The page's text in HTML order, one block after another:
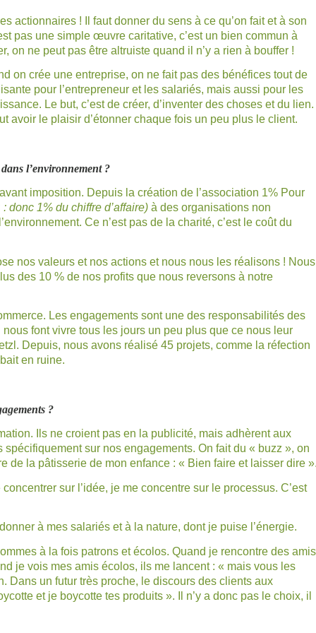
actionnaires ! Il faut donner du sens à ce qu’on fait et à son
pas une simple œuvre caritative, c’est un bien commun à
on ne peut pas être altruiste quand il n’y a rien à bouffer !
on crée une entreprise, on ne fait pas des bénéfices tout de
pour l’entrepreneur et les salariés, mais aussi pour les
Le but, c’est de créer, d’inventer des choses et du lien.
avoir le plaisir d’étonner chaque fois un peu plus le client.
l’environnement ?
imposition. Depuis la création de l’association 1% Pour
donc 1% du chiffre d’affaire) à des organisations non
Ce n’est pas de la charité, c’est le coût du
nos valeurs et nos actions et nous nous les réalisons ! Nous
des 10 % de nos profits que nous reversons à notre
Les engagements sont une des responsabilités des
font vivre tous les jours un peu plus que ce nous leur
Depuis, nous avons réalisé 45 projets, comme la réfection
en ruine.
?
Ils ne croient pas en la publicité, mais adhèrent aux
sur nos engagements. On fait du « buzz », on
de la pâtisserie de mon enfance : « Bien faire et laisser dire
sur l’idée, je me concentre sur le processus. C’est
à mes salariés et à la nature, dont je puise l’énergie.
à la fois patrons et écolos. Quand je rencontre des amis
je vois mes amis écolos, ils me lancent : « mais vous les
Dans un futur très proche, le discours des clients aux
et je boycotte tes produits ». Il n’y a donc pas le choix, il